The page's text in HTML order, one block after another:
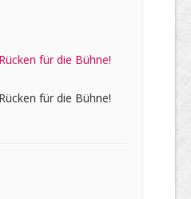
für die Bühne!
für die Bühne!